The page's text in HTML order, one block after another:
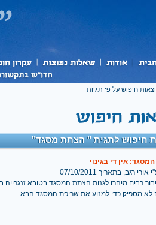
חיפוש על פי תגיות
חיפוש לתגית " הצתת מסגד"
אין די בגינוי
רגב, בתאריך 07/10/2011
רבים מיהרו לגנות הצתת המסגד בטובא
לא מספיק כדי למנוע את שריפת המסגד הבא